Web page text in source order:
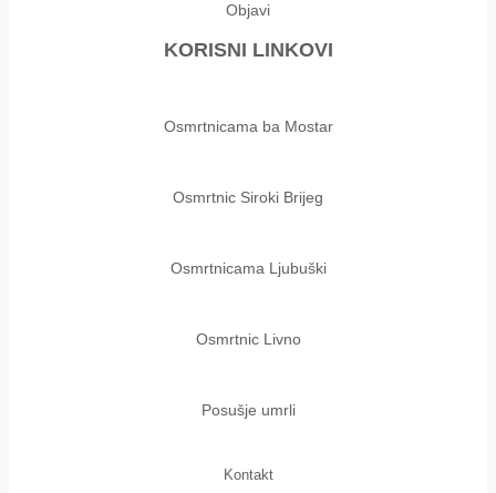
Objavi
KORISNI LINKOVI
Osmrtnicama ba Mostar
Osmrtnic Siroki Brijeg
Osmrtnicama Ljubuški
Osmrtnic Livno
Posušje umrli
Kontakt